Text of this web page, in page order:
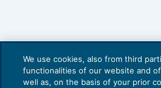
We use cookies, also from third
functionalities of our website and
well as, on the basis of your prior